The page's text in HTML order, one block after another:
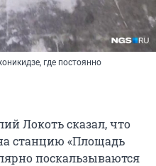
где постоянно
Локоть сказал, что
станцию «Площадь
поскальзываются